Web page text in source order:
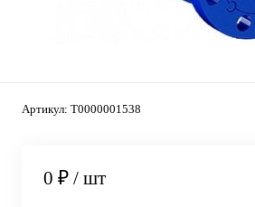
Артикул: Т0000001538
0 ₽ / шт